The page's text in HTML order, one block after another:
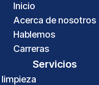
Inicio
Acerca de nosotros
Hablemos
Carreras
Servicios